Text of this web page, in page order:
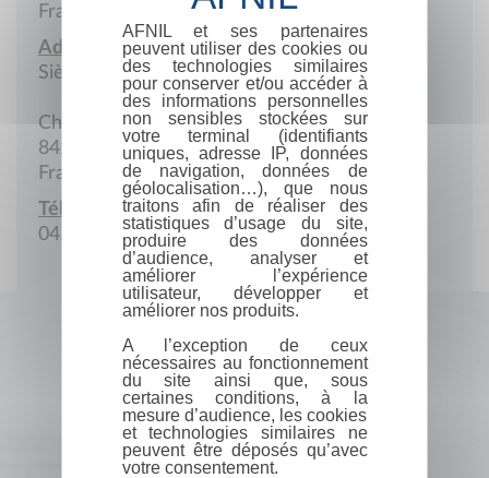
France
Adresse :
Siège social
Chemin des Estourans
84250 Le Thor
France
Téléphone :
04.90.33.83.30
AFNIL et ses partenaires
peuvent utiliser des cookies ou
des technologies similaires
pour conserver et/ou accéder à
des informations personnelles
non sensibles stockées sur
votre terminal (identifiants
uniques, adresse IP, données
de navigation, données de
géolocalisation…), que nous
traitons afin de réaliser des
statistiques d’usage du site,
produire des données
d’audience, analyser et
améliorer l’expérience
utilisateur, développer et
améliorer nos produits.
A l’exception de ceux
nécessaires au fonctionnement
du site ainsi que, sous
certaines conditions, à la
mesure d’audience, les cookies
et technologies similaires ne
peuvent être déposés qu’avec
votre consentement.